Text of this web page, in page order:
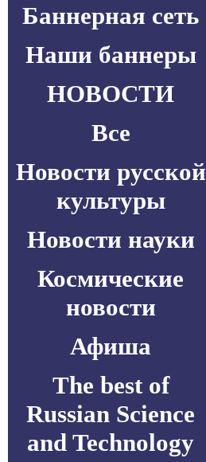
Баннерная сеть
Наши баннеры
НОВОСТИ
Все
Новости русской
культуры
Новости науки
Космические
новости
Афиша
The best of
Russian Science
and Technology